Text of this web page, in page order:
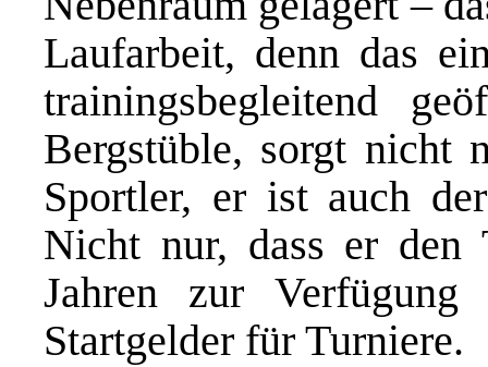
Laufarbeit, denn das
trainingsbegleitend
Bergstüble, sorgt nicht
Sportler, er ist auch
Nicht nur, dass er den
Jahren zur
Startgelder für Turniere.